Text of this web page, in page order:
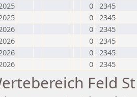
0 2345
0 2345
0 2345
0 2345
0 2345
0 2345
Feld